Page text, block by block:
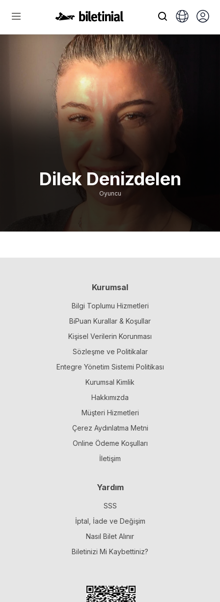
Dilek Denizdelen
Oyuncu
Kurumsal
Bilgi Toplumu Hizmetleri
BiPuan Kurallar & Koşullar
Kişisel Verilerin Korunması
Sözleşme ve Politikalar
Entegre Yönetim Sistemi Politikası
Kurumsal Kimlik
Hakkımızda
Müşteri Hizmetleri
Çerez Aydınlatma Metni
Online Ödeme Koşulları
İletişim
Yardım
SSS
İptal, İade ve Değişim
Nasıl Bilet Alınır
Biletinizi Mi Kaybettiniz?